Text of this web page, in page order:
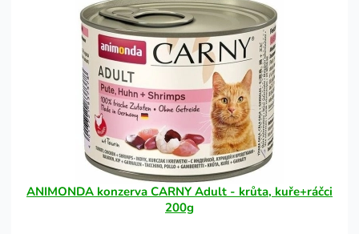
ANIMONDA konzerva CARNY Adult - krůta, kuře+ráčci
200g